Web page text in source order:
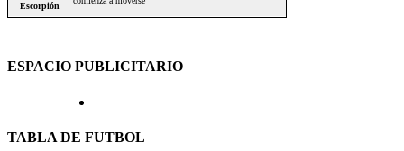
ESPACIO PUBLICITARIO
TABLA DE FUTBOL